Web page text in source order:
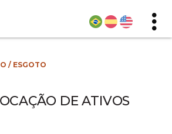
/ ESGOTO
DE ATIVOS